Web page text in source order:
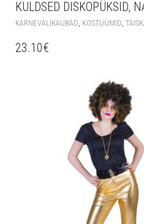
KULDSED DISKOPÜKSID,
KARNEVALIKAUBAD KOSTÜÜMID
23.10€